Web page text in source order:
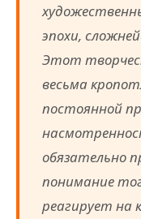
эпохи,
Этот
весьма
постоянной
обязательно
понимание
реагирует на